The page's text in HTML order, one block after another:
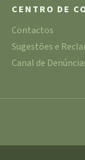
CENTRO DE
Contactos
Sugestões e
Canal de